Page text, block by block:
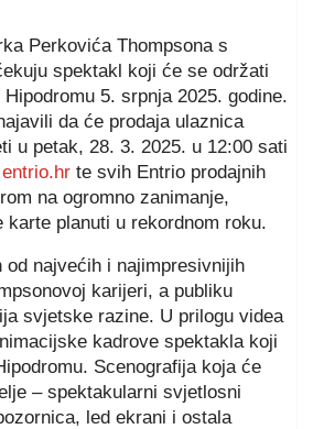
Perkovića Thompsona s
spektakl koji će se održati
5. srpnja 2025. godine.
da će prodaja ulaznica
u petak, 28. 3. 2025. u 12:00 sati
entrio.hr te svih Entrio prodajnih
na ogromno zanimanje,
karte planuti u rekordnom roku.
od najvećih i najimpresivnijih
karijeri, a publiku
svjetske razine. U prilogu videa
kadrove spektakla koji
Scenografija koja će
– spektakularni svjetlosni
led ekrani i ostala